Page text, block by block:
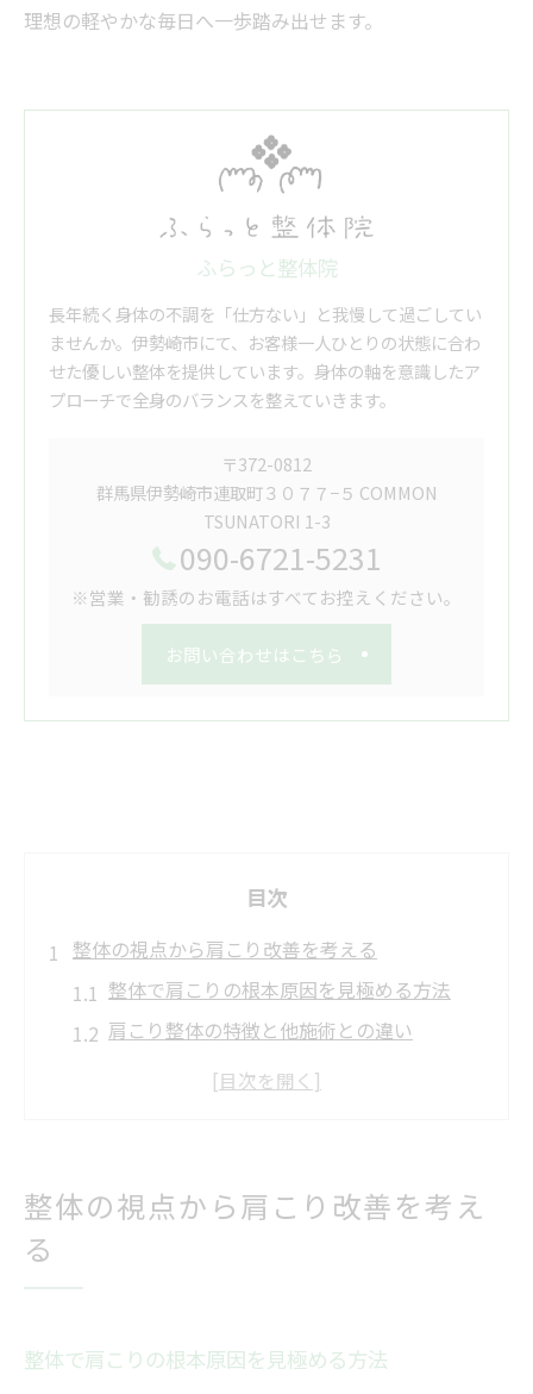
理想の軽やかな毎日へ一歩踏み出せます。
ふらっと整体院
長年続く身体の不調を「仕方ない」と我慢して過ごしてい
ませんか。伊勢崎市にて、お客様一人ひとりの状態に合わ
せた優しい整体を提供しています。身体の軸を意識したア
プローチで全身のバランスを整えていきます。
〒372-0812
群馬県伊勢崎市連取町３０７７−５ COMMON
TSUNATORI 1-3
090-6721-5231
※営業・勧誘のお電話はすべてお控えください。
お問い合わせはこちら
目次
整体の視点から肩こり改善を考える
整体で肩こりの根本原因を見極める方法
肩こり整体の特徴と他施術との違い
整体による肩こりの効果的アプローチ解説
肩こりと整体の違いを徹底比較
整体の肩こり解消法とリラクゼーション比
整体の視点から肩こり改善を考え
る
整体で肩こりの根本原因を見極める方法